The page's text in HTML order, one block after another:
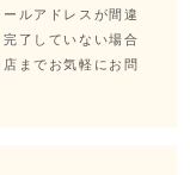
ルアドレスが間違
了していない場合
までお気軽にお問